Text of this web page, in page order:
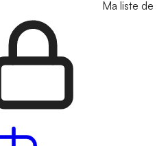
Ma liste de